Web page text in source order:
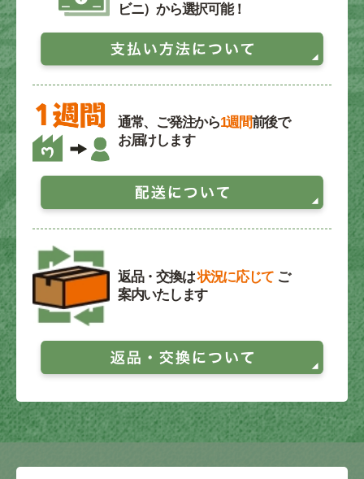
ビニ）から選択可能！
通常、ご発注から1週間前後で
お届けします
返品・交換は状況に応じて ご
案内いたします